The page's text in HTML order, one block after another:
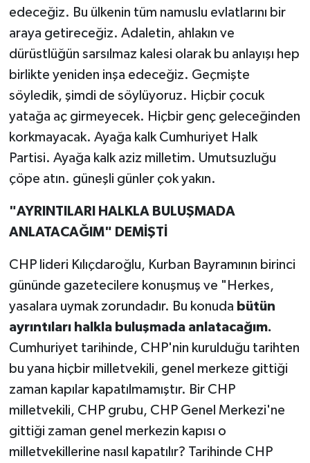
edeceğiz. Bu ülkenin tüm namuslu evlatlarını bir
araya getireceğiz. Adaletin, ahlakın ve
dürüstlüğün sarsılmaz kalesi olarak bu anlayışı hep
birlikte yeniden inşa edeceğiz. Geçmişte
söyledik, şimdi de söylüyoruz. Hiçbir çocuk
yatağa aç girmeyecek. Hiçbir genç geleceğinden
korkmayacak. Ayağa kalk Cumhuriyet Halk
Partisi. Ayağa kalk aziz milletim. Umutsuzluğu
çöpe atın. güneşli günler çok yakın.
"AYRINTILARI HALKLA BULUŞMADA
ANLATACAĞIM" DEMİŞTİ
CHP lideri Kılıçdaroğlu, Kurban Bayramının birinci
gününde gazetecilere konuşmuş ve "Herkes,
yasalara uymak zorundadır. Bu konuda bütün
ayrıntıları halkla buluşmada anlatacağım.
Cumhuriyet tarihinde, CHP'nin kurulduğu tarihten
bu yana hiçbir milletvekili, genel merkeze gittiği
zaman kapılar kapatılmamıştır. Bir CHP
milletvekili, CHP grubu, CHP Genel Merkezi'ne
gittiği zaman genel merkezin kapısı o
milletvekillerine nasıl kapatılır? Tarihinde CHP